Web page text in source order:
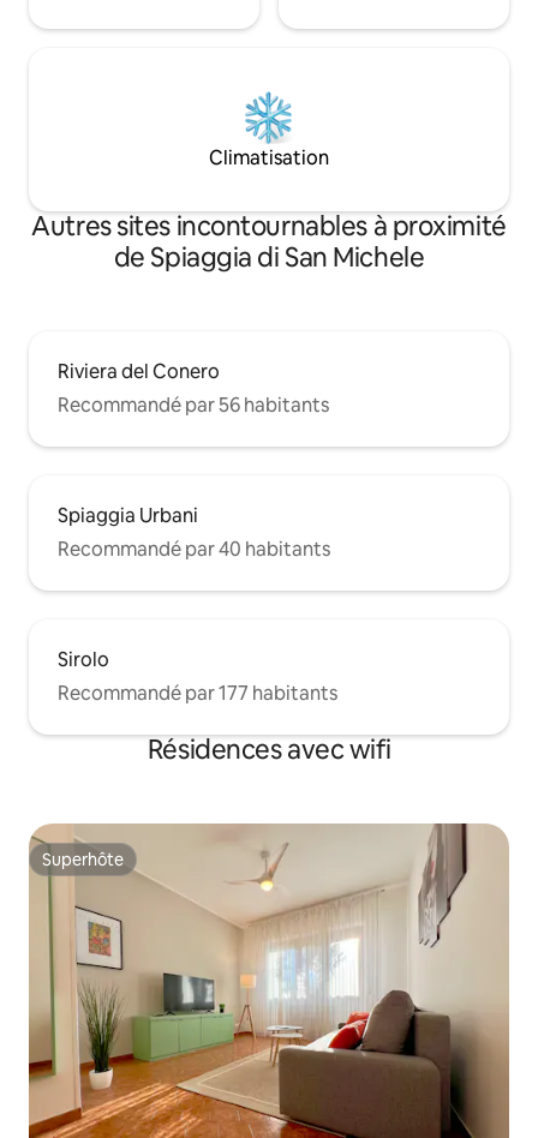
Climatisation
Autres sites incontournables à proximité
de Spiaggia di San Michele
Riviera del Conero
Recommandé par 56 habitants
Spiaggia Urbani
Recommandé par 40 habitants
Sirolo
Recommandé par 177 habitants
Résidences avec wifi
Superhôte
Superhôte